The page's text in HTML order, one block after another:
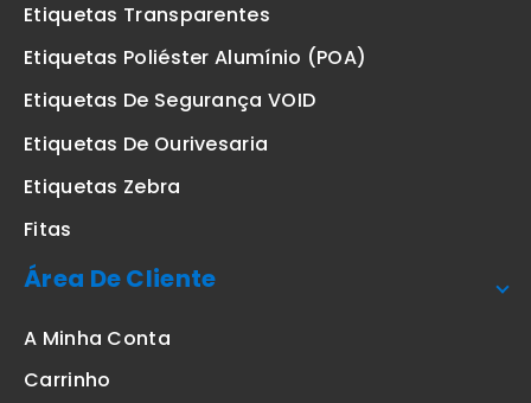
Etiquetas Transparentes
Etiquetas Poliéster Alumínio (POA)
Etiquetas De Segurança VOID
Etiquetas De Ourivesaria
Etiquetas Zebra
Fitas
Área De Cliente
A Minha Conta
Carrinho